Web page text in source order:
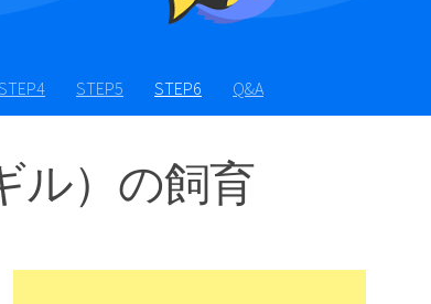
STEP5 STEP6 Q&A
ル）の飼育